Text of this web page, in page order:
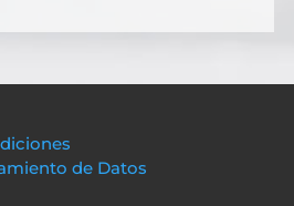
de Datos